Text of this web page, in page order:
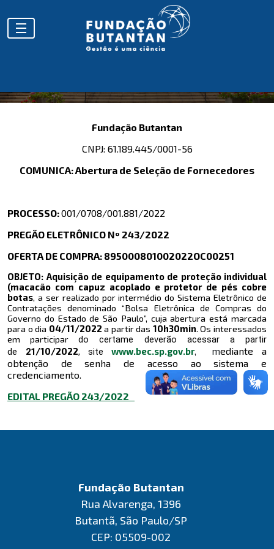
Fundação Butantan
CNPJ: 61.189.445/0001-56
COMUNICA: Abertura de Seleção de Fornecedores
PROCESSO:001/0708/001.881/2022
PREGÃO ELETRÔNICO Nº 243/2022
OFERTA DE COMPRA: 895000801002022OC00251
OBJETO: Aquisição de equipamento de proteção individual
(macacão com capuz acoplado e protetor de pés cobre
botas, a ser realizado por intermédio do Sistema Eletrônico de
Contratações denominado “Bolsa Eletrônica de Compras do
Governo do Estado de São Paulo”, cuja abertura está marcada
para o dia 04/11/2022 a partir das 10h30min. Os interessados
em participardo certame deverão acessar a partir
de 21/10/2022, site www.bec.sp.gov.br, mediante a
obtenção de senha de acesso ao sistema e
credenciamento.
EDITAL PREGÃO 243/2022
Fundação Butantan
Rua Alvarenga, 1396
Butantã, São Paulo/SP
CEP: 05509-002